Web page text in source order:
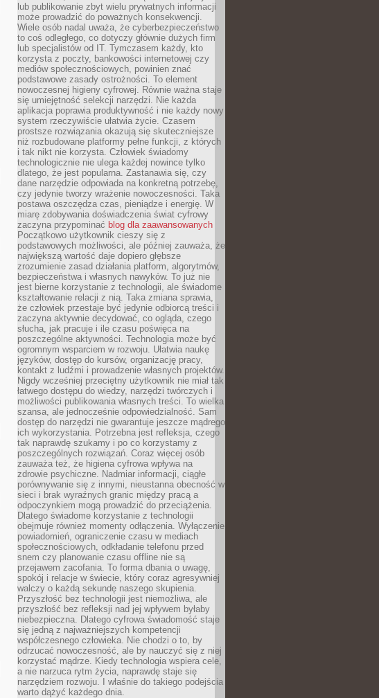
lub publikowanie zbyt wielu prywatnych informacji
może prowadzić do poważnych konsekwencji.
Wiele osób nadal uważa, że cyberbezpieczeństwo
to coś odległego, co dotyczy głównie dużych firm
lub specjalistów od IT. Tymczasem każdy, kto
korzysta z poczty, bankowości internetowej czy
mediów społecznościowych, powinien znać
podstawowe zasady ostrożności. To element
nowoczesnej higieny cyfrowej. Równie ważna staje
się umiejętność selekcji narzędzi. Nie każda
aplikacja poprawia produktywność i nie każdy nowy
system rzeczywiście ułatwia życie. Czasem
prostsze rozwiązania okazują się skuteczniejsze
niż rozbudowane platformy pełne funkcji, z których
i tak nikt nie korzysta. Człowiek świadomy
technologicznie nie ulega każdej nowince tylko
dlatego, że jest popularna. Zastanawia się, czy
dane narzędzie odpowiada na konkretną potrzebę,
czy jedynie tworzy wrażenie nowoczesności. Taka
postawa oszczędza czas, pieniądze i energię. W
miarę zdobywania doświadczenia świat cyfrowy
zaczyna przypominać blog dla zaawansowanych
Początkowo użytkownik cieszy się z
podstawowych możliwości, ale później zauważa, że
największą wartość daje dopiero głębsze
zrozumienie zasad działania platform, algorytmów,
bezpieczeństwa i własnych nawyków. To już nie
jest bierne korzystanie z technologii, ale świadome
kształtowanie relacji z nią. Taka zmiana sprawia,
że człowiek przestaje być jedynie odbiorcą treści i
zaczyna aktywnie decydować, co ogląda, czego
słucha, jak pracuje i ile czasu poświęca na
poszczególne aktywności. Technologia może być
ogromnym wsparciem w rozwoju. Ułatwia naukę
języków, dostęp do kursów, organizację pracy,
kontakt z ludźmi i prowadzenie własnych projektów.
Nigdy wcześniej przeciętny użytkownik nie miał tak
łatwego dostępu do wiedzy, narzędzi twórczych i
możliwości publikowania własnych treści. To wielka
szansa, ale jednocześnie odpowiedzialność. Sam
dostęp do narzędzi nie gwarantuje jeszcze mądrego
ich wykorzystania. Potrzebna jest refleksja, czego
tak naprawdę szukamy i po co korzystamy z
poszczególnych rozwiązań. Coraz więcej osób
zauważa też, że higiena cyfrowa wpływa na
zdrowie psychiczne. Nadmiar informacji, ciągłe
porównywanie się z innymi, nieustanna obecność w
sieci i brak wyraźnych granic między pracą a
odpoczynkiem mogą prowadzić do przeciążenia.
Dlatego świadome korzystanie z technologii
obejmuje również momenty odłączenia. Wyłączenie
powiadomień, ograniczenie czasu w mediach
społecznościowych, odkładanie telefonu przed
snem czy planowanie czasu offline nie są
przejawem zacofania. To forma dbania o uwagę,
spokój i relacje w świecie, który coraz agresywniej
walczy o każdą sekundę naszego skupienia.
Przyszłość bez technologii jest niemożliwa, ale
przyszłość bez refleksji nad jej wpływem byłaby
niebezpieczna. Dlatego cyfrowa świadomość staje
się jedną z najważniejszych kompetencji
współczesnego człowieka. Nie chodzi o to, by
odrzucać nowoczesność, ale by nauczyć się z niej
korzystać mądrze. Kiedy technologia wspiera cele,
a nie narzuca rytm życia, naprawdę staje się
narzędziem rozwoju. I właśnie do takiego podejścia
warto dążyć każdego dnia.